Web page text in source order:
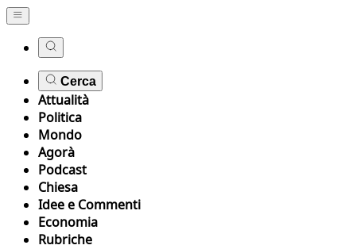
Cerca
Attualità
Politica
Mondo
Agorà
Podcast
Chiesa
Idee e Commenti
Economia
Rubriche